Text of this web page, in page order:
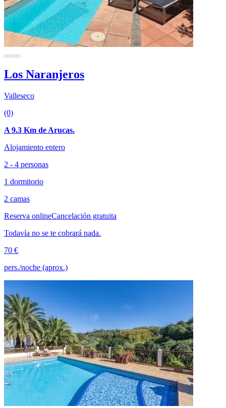
Los Naranjeros
Valleseco
(0)
A 9.3 Km de Arucas.
Alojamiento entero
2 - 4 personas
1 dormitorio
2 camas
Reserva onlineCancelación gratuita
Todavía no se te cobrará nada.
70 €
pers./noche (aprox.)